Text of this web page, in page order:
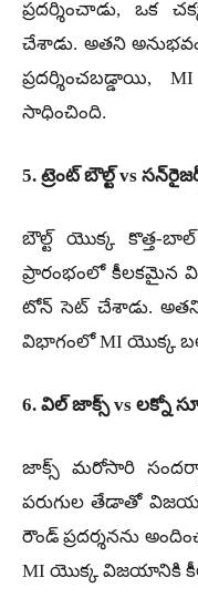
ప్రదర్శించాడు, ఒక
చేశాడు. అతని
ప్రదర్శించబడ్డాయి,
సాధించింది.
5. ట్రెంట్ బౌల్ట్ vs
బౌల్ట్ యొక్క కొత్త-బాల్
ప్రారంభంలో కీలకమైన
టోన్ సెట్ చేశాడు.
విభాగంలో MI యొక్క
6. విల్ జాక్స్ vs లక్నో
జాక్స్ మరోసారి
పరుగుల తేడాతో
రౌండ్ ప్రదర్శనను
MI యొక్క విజయానికి